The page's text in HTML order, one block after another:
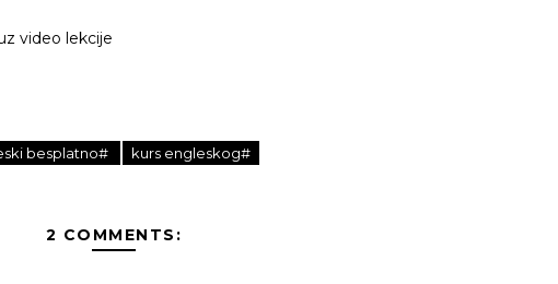
video lekcije
besplatno# kurs engleskog#
2 COMMENTS: